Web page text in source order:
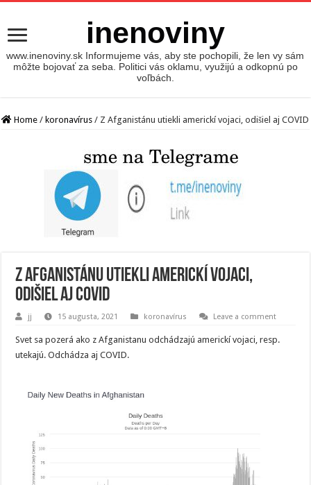
inenoviny
www.inenoviny.sk Informujeme vás, aby ste pochopili, že len vy sám
môžte bojovať za seba. Politici vás oklamu, využijú a odkopnú po
voľbách.
Home / koronavírus / Z Afganistánu utiekli americkí vojaci, odišiel aj COVID
Z Afganistánu utiekli americkí vojaci,
odišiel aj COVID
jj 15 augusta, 2021 koronavírus Leave a comment
Svet sa pozerá ako z Afganistanu odchádzajú americkí vojaci, resp.
utekajú. Odchádza aj COVID.